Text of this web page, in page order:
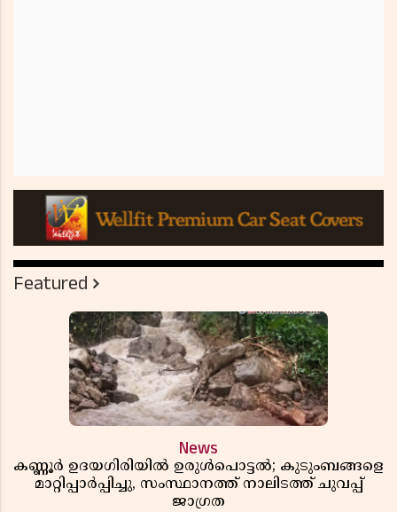
Featured
News
കണ്ണൂർ ഉദയഗിരിയിൽ ഉരുൾപൊട്ടൽ; കുടുംബങ്ങളെ
മാറ്റിപ്പാർപ്പിച്ചു, സംസ്ഥാനത്ത് നാലിടത്ത് ചുവപ്പ്
ജാഗ്രത